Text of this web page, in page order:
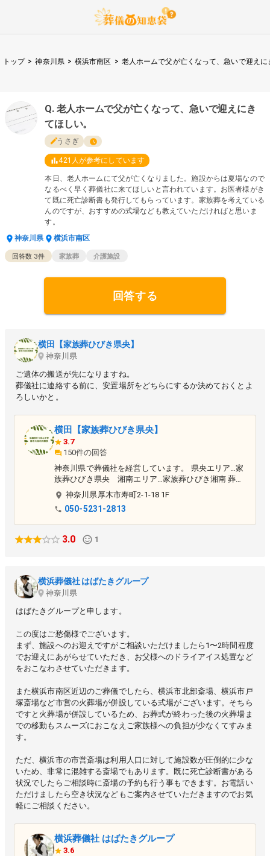
トップ > 神奈川県 > 横浜市南区 > 老人ホームで父が亡くなって、急いで迎えに
老人ホームで父が亡くなって、急いで迎えにき
てほしい。
うさぎ
421 人が参考にしています
本日、老人ホームにて父が亡くなりました。施設からは夏場なので
なるべく早く葬儀社に来てほしいと言われています。お医者様がき
て既に死亡診断書も発行してもらっています。家族葬を考えている
んのですが、おすすめの式場なども教えていただければと思いま
す。
神奈川県
横浜市南区
回答数 3件 家族葬 介護施設
回答する
横田【家族葬ひびき県央】
神奈川県
ご遺体の搬送が先になりますね。
葬儀社に連絡する前に、安置場所をどちらにするか決めておくとよ
ろしいかと。
横田【家族葬ひびき県央】
3.7
150件の回答
神奈川県で葬儀社を経営しています。 県央エリア…家
族葬ひびき県央 湘南エリア…家族葬ひびき湘南 葬儀
前から葬儀後までワンストップにて対応しています。
神奈川県厚木市寿町2-1-18 1F
050-5231-2813
3.0 1
横浜葬儀社 はばたきグループ
神奈川県
はばたきグループと申します。
この度はご愁傷様でございます。
まず、施設へのお迎えですがご相談いただけましたら1〜2時間程度
でお迎えにあがらせていただき、お父様へのドライアイス処置など
をおこなわさせていただきます。
また横浜市南区近辺のご葬儀でしたら、横浜市北部斎場、横浜市戸
塚斎場など市営の火葬場が併設している式場がございます。そちら
ですと火葬場が併設しているため、お葬式が終わった後の火葬場ま
での移動もスムーズにおこなえご家族様への負担が少なくてすみま
す。
ただ、横浜市の市営斎場は利用人口に対して施設数が圧倒的に少な
いため、非常に混雑する斎場でもあります。既に死亡診断書がある
状況でしたらご相談時に斎場の予約も行う事もできます。お電話い
ただけましたら空き状況などもご案内させていただきますのでお気
軽にご相談ください。
横浜葬儀社 はばたきグループ
3.6